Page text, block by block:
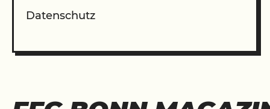
Datenschutz